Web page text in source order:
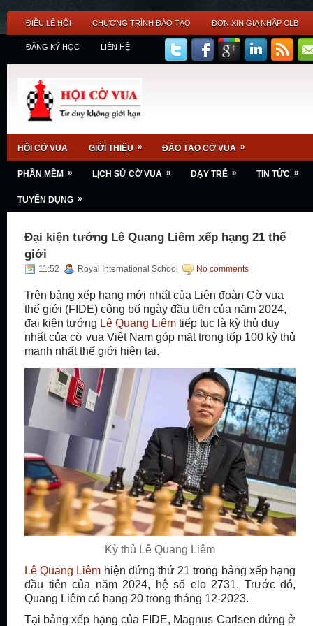
ĐIỀU LỆ HỘI CHƯƠNG TRÌNH ĐÀO TẠO ĐƠN XIN GIA NHẬP CLB
ĐĂNG KÝ HỌC LIÊN HỆ
HỘI CỜ VUA GIỚI THIỆU » ĐÀO TẠO CỜ VUA »
PHẦN MỀM » LỊCH SỬ CỜ VUA » DẠY TRẺ » TIN TỨC »
TUYỂN DỤNG »
Đại kiện tướng Lê Quang Liêm xếp hạng 21 thế
giới
11:52 Royal International School No comments
Trên bảng xếp hạng mới nhất của Liên đoàn Cờ vua
thế giới (FIDE) công bố ngày đầu tiên của năm 2024,
đại kiện tướng Lê Quang Liêm tiếp tục là kỳ thủ duy
nhất của cờ vua Việt Nam góp mặt trong tốp 100 kỳ thủ
mạnh nhất thế giới hiện tại.
Kỳ thủ Lê Quang Liêm
Lê Quang Liêm hiện đứng thứ 21 trong bảng xếp hạng
đầu tiên của năm 2024, hệ số elo 2731. Trước đó,
Quang Liêm có hạng 20 trong tháng 12-2023.
Tại bảng xếp hạng của FIDE, Magnus Carlsen đứng ở